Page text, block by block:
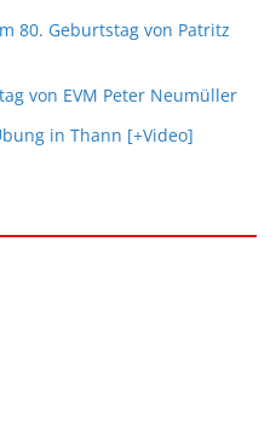
80. Geburtstag von Patritz
von EVM Peter Neumüller
in Thann [+Video]